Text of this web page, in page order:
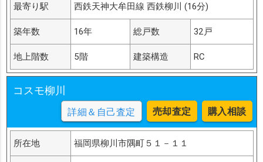
最寄り駅 西鉄天神大牟田線 西鉄柳川 (16分)
築年数 16年 総戸数 32戸
地上階数 5階 建築構造 RC
コスモ柳川
詳細＆自己査定 売却査定 購入相談
所在地 福岡県柳川市隅町５１－１１